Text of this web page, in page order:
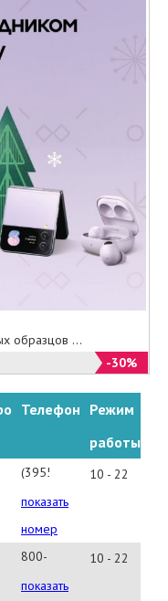
образцов ...
-30%
Телефон Режим
работы
(39557)7-
12-
50
показать
номер
10 - 22
800-
555-
показать
10 - 22